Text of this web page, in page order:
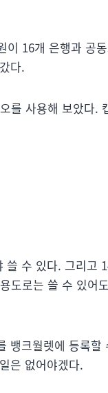
이 16개 은행과 공
다.
를 사용해 보았다.
수 있다. 그리고
도로는 쓸 수 있어
뱅크월렛에 등록할
은 없어야겠다.